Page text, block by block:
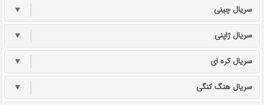
سریال چینی ▼
سریال ژاپنی ▼
سریال کره ای ▼
سریال هنگ کنگی ▼